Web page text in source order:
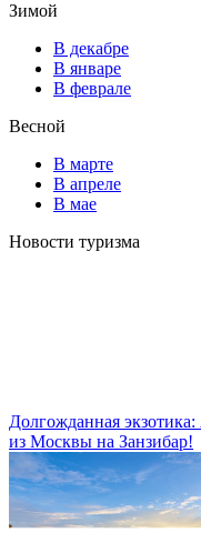
Зимой
В декабре
В январе
В феврале
Весной
В марте
В апреле
В мае
Новости туризма
Долгожданная
из Москвы на Занзибар!